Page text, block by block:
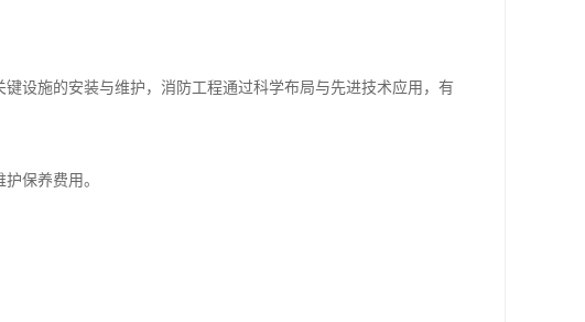
设施的安装与维护，消防工程通过科学布局与先进技术应用，有
保养费用。